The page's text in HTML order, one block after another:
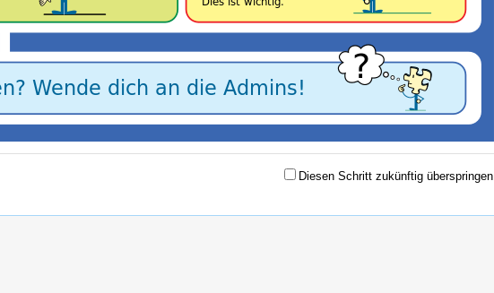
Diesen Schritt zukünftig überspringen